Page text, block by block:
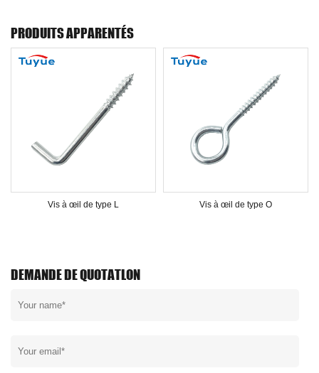
PRODUITS APPARENTÉS
Vis à œil de type L Vis à œil de type O
DEMANDE DE QUOTATLON